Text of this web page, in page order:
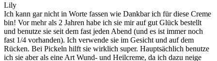
Lily
Ich kann gar nicht in Worte fassen wie Dankbar ich für diese Creme
bin! Vor mehr als 2 Jahren habe ich sie mir auf gut Glück bestellt
und benutze sie seit dem fast jeden Abend (und es ist immer noch
fast 1/4 vorhanden). Ich verwende sie im Gesicht und auf dem
Rücken. Bei Pickeln hilft sie wirklich super. Hauptsächlich benutze
ich sie aber als eine Art Wund- und Heilcreme, da ich dazu neige